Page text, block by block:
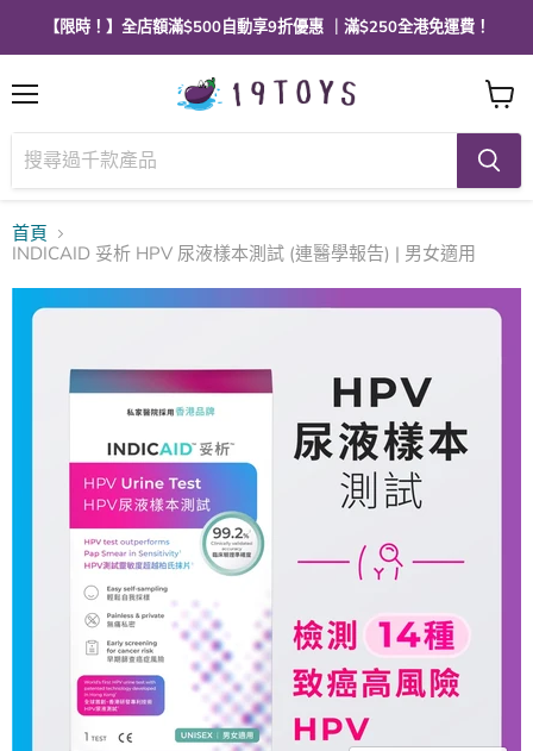
【限時！】全店額滿$500自動享9折優惠 ｜滿$250全港免運費！
單
查
看
購
物
車
首頁
INDICAID 妥析 HPV 尿液樣本測試 (連醫學報告) | 男女適用